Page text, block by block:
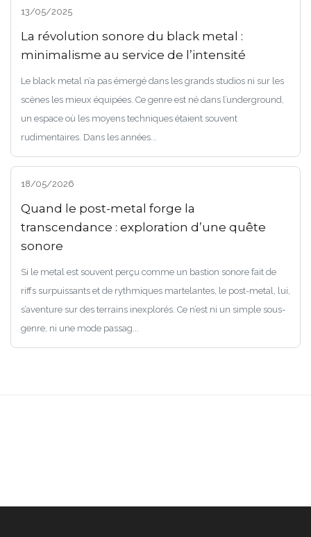
13/05/2025
La révolution sonore du black metal :
minimalisme au service de l’intensité
Le black metal n’a pas émergé dans les grands studios ni sur les
scènes les mieux équipées. Ce genre est né dans l’underground,
un espace où les moyens techniques étaient souvent
rudimentaires. Dans les années...
18/05/2026
Quand le post-metal forge la
transcendance : exploration d’une quête
sonore
Si le metal est souvent perçu comme un bastion sonore fait de
riffs surpuissants et de rythmiques martelantes, le post-metal, lui,
s’aventure sur des terrains inexplorés. Ce n’est ni un simple sous-
genre, ni une mode passag...